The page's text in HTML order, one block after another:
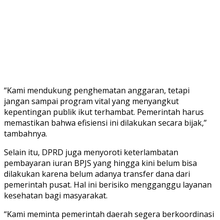
“Kami mendukung penghematan anggaran, tetapi
jangan sampai program vital yang menyangkut
kepentingan publik ikut terhambat. Pemerintah harus
memastikan bahwa efisiensi ini dilakukan secara bijak,”
tambahnya.
Selain itu, DPRD juga menyoroti keterlambatan
pembayaran iuran BPJS yang hingga kini belum bisa
dilakukan karena belum adanya transfer dana dari
pemerintah pusat. Hal ini berisiko mengganggu layanan
kesehatan bagi masyarakat.
“Kami meminta pemerintah daerah segera berkoordinasi